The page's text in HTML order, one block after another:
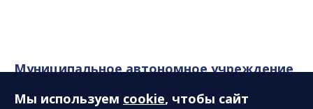
Муниципальное автономное учреждение
Мы используем cookie, чтобы сайт